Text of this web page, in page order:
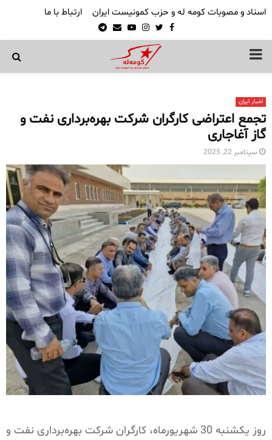
اسناد و مصوبات کومه له و حزب کمونیست ایران ارتباط با ما
Facebook
Twitter
Instagram
Youtube
Email
Telegram
PRIMARY
اخبار ایران
تجمع اعتراضی کارگران شرکت بهره‌برداری نفت و
گاز آغاجاری
سپتامبر 22, 2025
روز یکشنبه 30 شهریورماه، کارگران شرکت بهره‌برداری نفت و